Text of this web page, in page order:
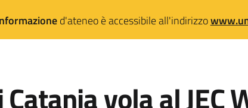
d'ateneo è accessibile all'indirizzo
Catania vola al JEC